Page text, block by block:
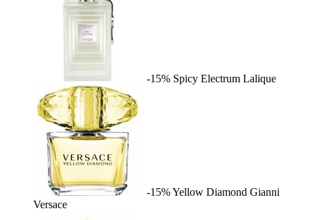
-15% Spicy Electrum Lalique
-15%Yellow Diamond Gianni
Versace